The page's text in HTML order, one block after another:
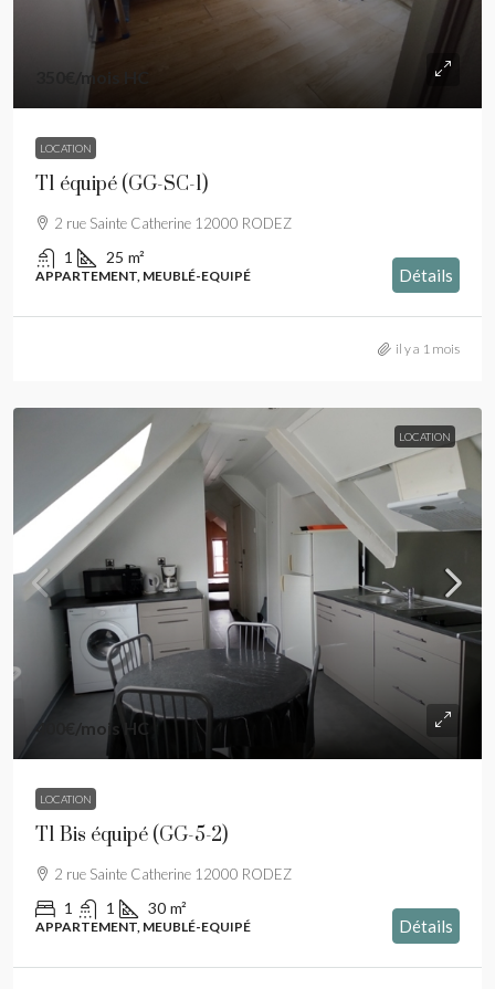
/mois HC
LOCATION
T1 équipé (GG-SC-1)
2 rue Sainte Catherine 12000 RODEZ
1 25 m²
APPARTEMENT, MEUBLÉ-EQUIPÉ Détails
il y a 1 mois
LOCATION
400€ /mois HC
LOCATION
T1 Bis équipé (GG-5-2)
2 rue Sainte Catherine 12000 RODEZ
1 1 30 m²
APPARTEMENT, MEUBLÉ-EQUIPÉ Détails